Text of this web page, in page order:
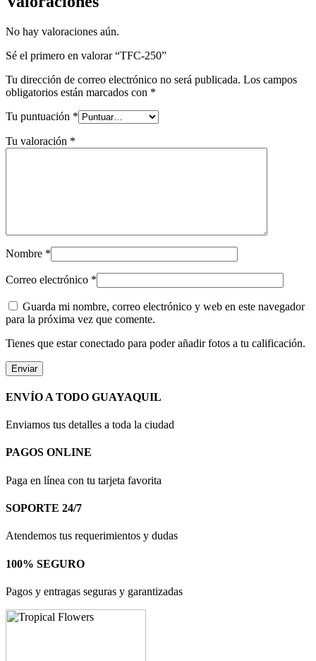
No hay valoraciones aún.
Sé el primero en valorar “TFC-250”
Tu dirección de correo electrónico no será publicada. Los campos
obligatorios están marcados con *
Tu puntuación *
Tu valoración *
Nombre *
Correo electrónico *
Guarda mi nombre, correo electrónico y web en este navegador
para la próxima vez que comente.
Tienes que estar conectado para poder añadir fotos a tu calificación.
ENVÍO A TODO GUAYAQUIL
Enviamos tus detalles a toda la ciudad
PAGOS ONLINE
Paga en línea con tu tarjeta favorita
SOPORTE 24/7
Atendemos tus requerimientos y dudas
100% SEGURO
Pagos y entragas seguras y garantizadas